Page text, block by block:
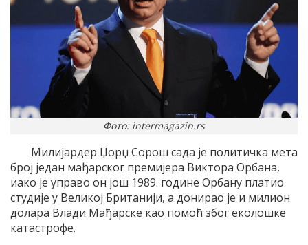
Фото: intermagazin.rs
Милијардер Џорџ Сорош сада је политичка мета
број један мађарског премијера Виктора Орбана,
иако је управо он још 1989. године Орбану платио
студије у Великој Британији, а донирао је и милион
долара Влади Мађарске као помоћ због еколошке
катастрофе.